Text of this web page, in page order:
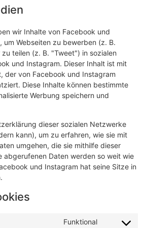
wir Inhalte von Facebook und
um Webseiten zu bewerben (z. B.
teilen (z. B. "Tweet") in sozialen
und Instagram. Dieser Inhalt ist mit
der von Facebook und Instagram
Diese Inhalte können bestimmte
Werbung speichern und
dieser sozialen Netzwerke
kann), um zu erfahren, wie sie mit
umgehen, die sie mithilfe dieser
abgerufenen Daten werden so weit wie
und Instagram hat seine Sitze in
Funktional